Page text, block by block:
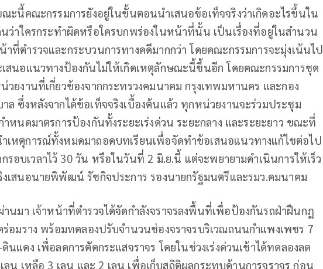
ะนี้คณะกรรมการยังอยู่ในขั้นตอนนำเสนอข้อเท็จจริงว่าเกิดอะไรขึ้นใน
นว่าใครกระทำผิดหรือใครบกพร่องในหน้าที่นั้น เป็นเรื่องที่อยู่ในสำนวน
าที่ตำรวจและกระบวนการทางคดีมากกว่า โดยคณะกรรมการจะมุ่งเน้นไป
สนอแนวทางป้องกันไม่ให้เกิดเหตุลักษณะนี้ขึ้นอีก โดยคณะกรรมการชุด
วยงานที่เกี่ยวข้องจากกระทรวงคมนาคม กรุงเทพมหานคร และกอง
ล ซึ่งหลังจากได้ข้อเท็จจริงเบื้องต้นแล้ว ทุกหน่วยงานจะร่วมประชุม
หนดมาตรการป้องกันทั้งระยะเร่งด่วน ระยะกลาง และระยะยาว ขณะที่
เหตุการณ์ทั้งหมดมาถอดบทเรียนเพื่อจัดทำข้อเสนอแนวทางแก้ไขต่อไป
รอบเวลาไว้ 30 วัน หรือในวันที่ 2 มิ.ย.นี้ แต่จะพยายามดำเนินการให้เร็ว
เสนอนายพิพัฒน์ รัชกิจประการ รองนายกรัฐมนตรีและรมว.คมนาคม
านมา เจ้าหน้าที่ตำรวจได้จัดกำลังจราจรลงพื้นที่เพื่อป้องกันรถฝ่าฝืนกฎ
ร่อมราง พร้อมทดลองปรับจำนวนช่องจราจรบริเวณถนนกำแพงเพชร 7
นแดง เพื่อลดการตัดกระแสจราจร โดยในช่วงเร่งด่วนเช้าได้ทดลองลด
ลน เหลือ 3 เลน และ 2 เลน เพื่อเก็บสถิติผลกระทบด้านการจราจร ก่อน